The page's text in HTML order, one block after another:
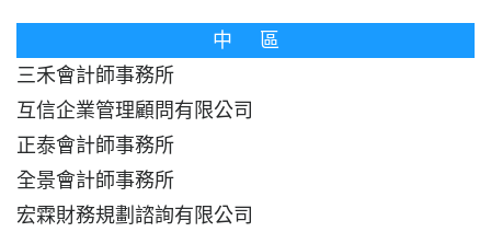
中 區
三禾會計師事務所
互信企業管理顧問有限公司
正泰會計師事務所
全景會計師事務所
宏霖財務規劃諮詢有限公司